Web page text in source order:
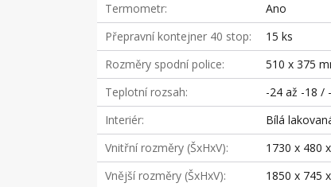
Termometr
Ano
Přepravní kontejner 40 stop
15 ks
Rozměry spodní police
510 x 375
Teplotní rozsah
-24 až -18 /
Interiér
Bílá
Vnitřní rozměry (ŠxHxV)
1730 x 480
Vnější rozměry (ŠxHxV)
1850 x 745